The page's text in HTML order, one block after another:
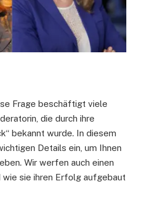
Frage beschäftigt viele
die durch ihre
bekannt wurde. In diesem
Details ein, um Ihnen
Wir werfen auch einen
wie sie ihren Erfolg aufgebaut